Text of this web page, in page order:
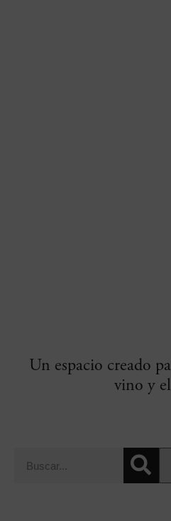
Un espacio creado
vino y